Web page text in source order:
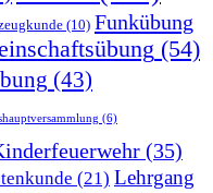
(10) Funkübung
(54)
(43)
(6)
(35)
(21) Lehrgang